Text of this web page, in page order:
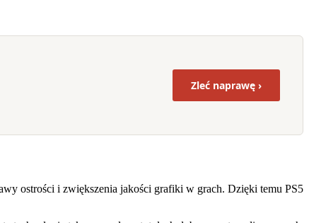
Zleć naprawę ›
ostrości i zwiększenia jakości grafiki w grach. Dzięki temu PS5